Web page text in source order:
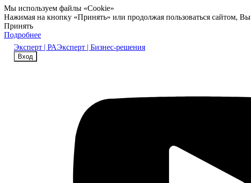
Мы используем файлы «Cookie»
Нажимая на кнопку «Принять» или продолжая пользоваться сайтом,
Принять
Подробнее
Эксперт | РАЭксперт | Бизнес-решения
Вход